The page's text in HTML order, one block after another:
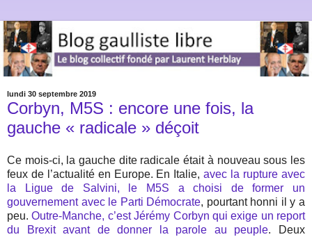
lundi 30 septembre 2019
Corbyn, M5S : encore une fois, la
gauche « radicale » déçoit
Ce mois-ci, la gauche dite radicale était à nouveau sous les
feux de l’actualité en Europe. En Italie,avec la rupture avec
la Ligue de Salvini, le M5S a choisi de former un
gouvernement avec le Parti Démocrate, pourtant honni il y a
peu.Outre-Manche, c’est Jérémy Corbyn qui exige un report
du Brexit avant de donner la parole au peuple. Deux